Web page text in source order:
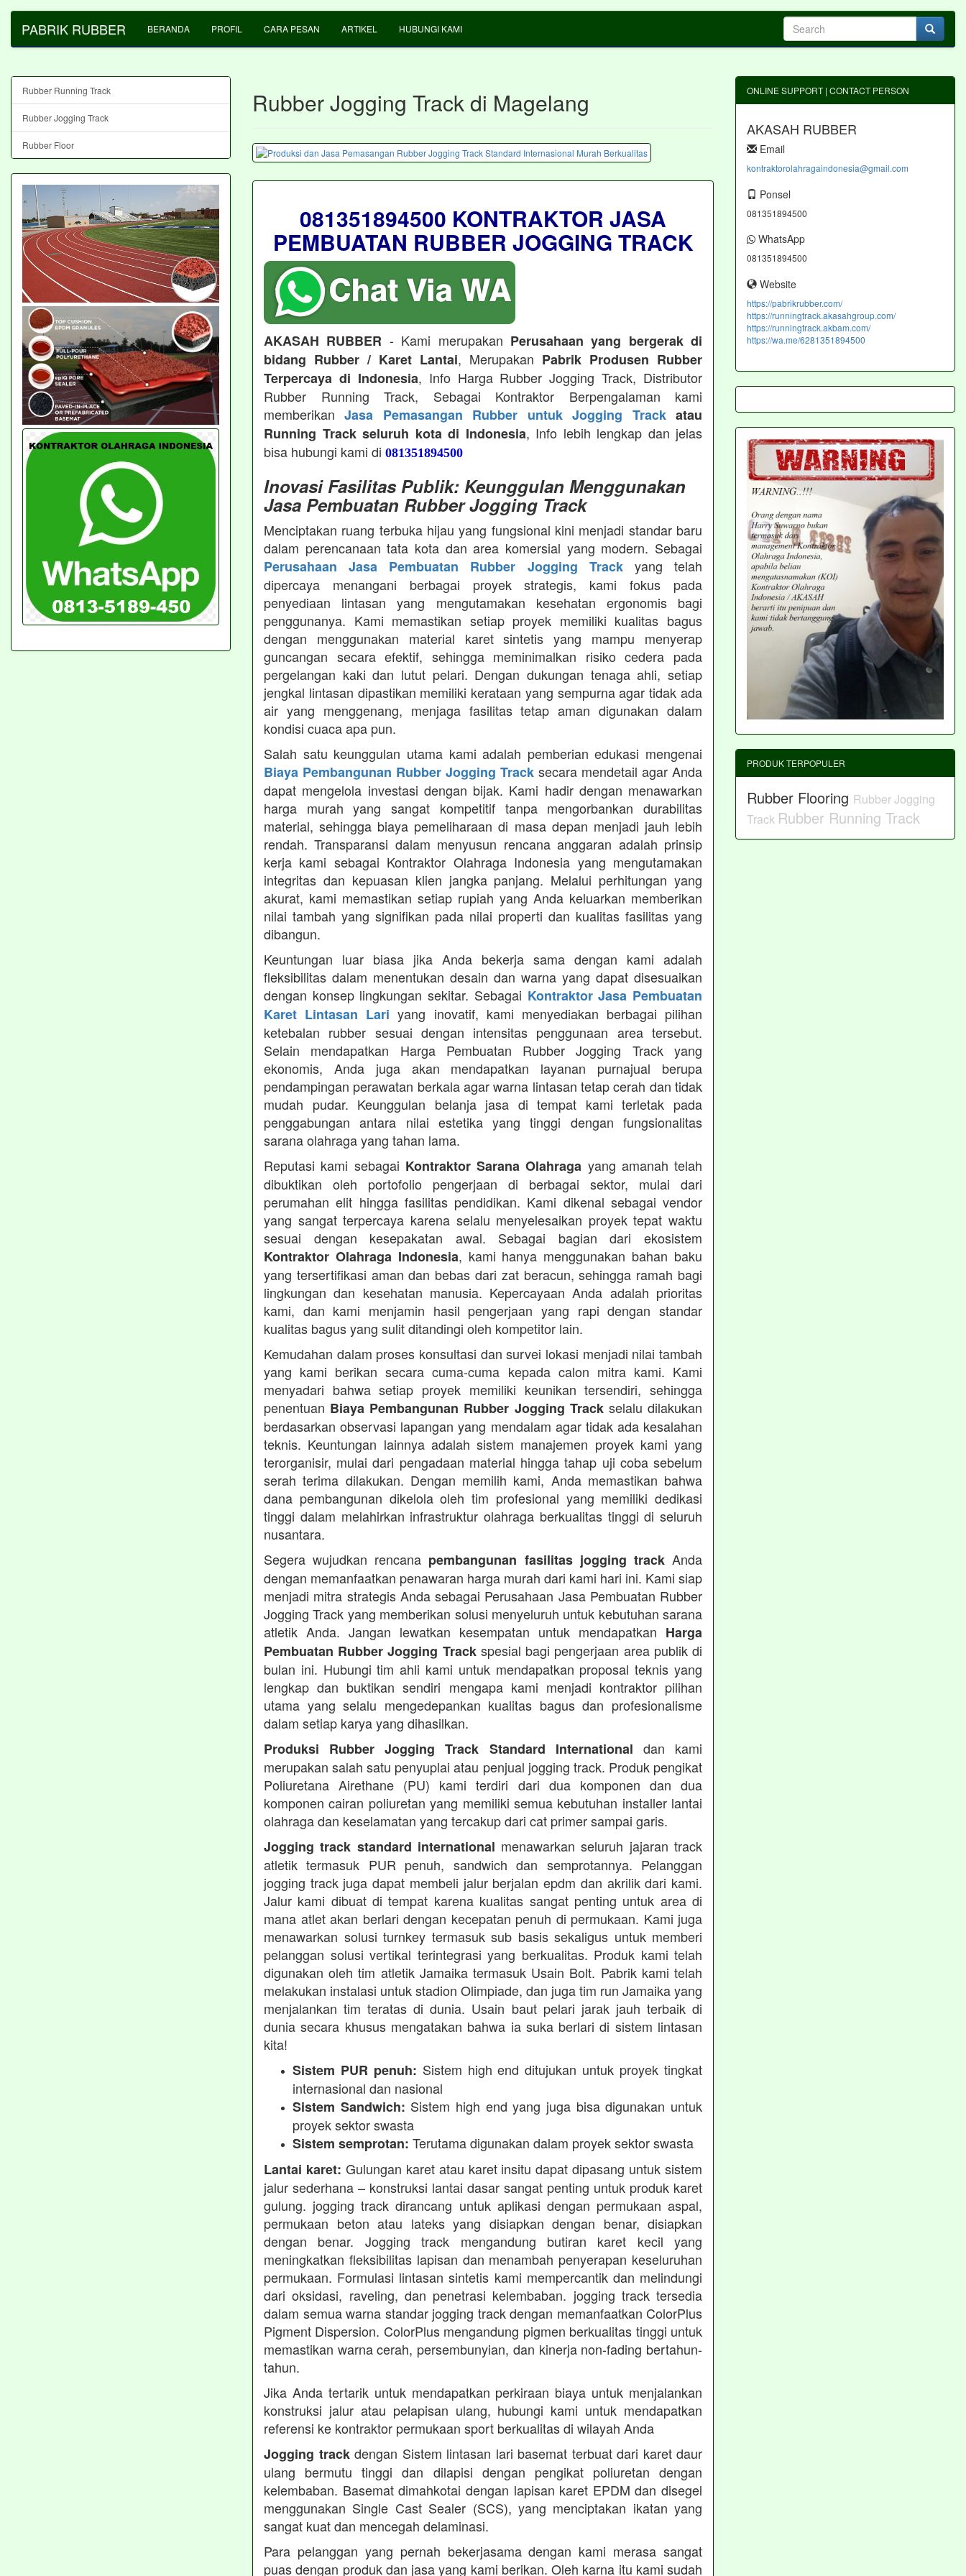
PABRIK RUBBER BERANDA PROFIL CARA PESAN ARTIKEL HUBUNGI KAMI
Rubber Jogging Track di Magelang
081351894500 KONTRAKTOR JASA
PEMBUATAN RUBBER JOGGING TRACK
AKASAH RUBBER - Kami merupakan Perusahaan yang bergerak di
bidang Rubber / Karet Lantai, Merupakan Pabrik Produsen Rubber
Terpercaya di Indonesia, Info Harga Rubber Jogging Track, Distributor
Rubber Running Track, Sebagai Kontraktor Berpengalaman kami
memberikanJasa Pemasangan Rubber untuk Jogging Trackatau
Running Track seluruh kota di Indonesia, Info lebih lengkap dan jelas
bisa hubungi kami di 081351894500
Inovasi Fasilitas Publik: Keunggulan Menggunakan
Jasa Pembuatan Rubber Jogging Track
Menciptakan ruang terbuka hijau yang fungsional kini menjadi standar baru
dalam perencanaan tata kota dan area komersial yang modern. Sebagai
Perusahaan Jasa Pembuatan Rubber Jogging Trackyang telah
dipercaya menangani berbagai proyek strategis, kami fokus pada
penyediaan lintasan yang mengutamakan kesehatan ergonomis bagi
penggunanya. Kami memastikan setiap proyek memiliki kualitas bagus
dengan menggunakan material karet sintetis yang mampu menyerap
guncangan secara efektif, sehingga meminimalkan risiko cedera pada
pergelangan kaki dan lutut pelari. Dengan dukungan tenaga ahli, setiap
jengkal lintasan dipastikan memiliki kerataan yang sempurna agar tidak ada
air yang menggenang, menjaga fasilitas tetap aman digunakan dalam
kondisi cuaca apa pun.
Salah satu keunggulan utama kami adalah pemberian edukasi mengenai
Biaya Pembangunan Rubber Jogging Track secara mendetail agar Anda
dapat mengelola investasi dengan bijak. Kami hadir dengan menawarkan
harga murah yang sangat kompetitif tanpa mengorbankan durabilitas
material, sehingga biaya pemeliharaan di masa depan menjadi jauh lebih
rendah. Transparansi dalam menyusun rencana anggaran adalah prinsip
kerja kami sebagai Kontraktor Olahraga Indonesia yang mengutamakan
integritas dan kepuasan klien jangka panjang. Melalui perhitungan yang
akurat, kami memastikan setiap rupiah yang Anda keluarkan memberikan
nilai tambah yang signifikan pada nilai properti dan kualitas fasilitas yang
dibangun.
Keuntungan luar biasa jika Anda bekerja sama dengan kami adalah
fleksibilitas dalam menentukan desain dan warna yang dapat disesuaikan
dengan konsep lingkungan sekitar. Sebagai Kontraktor Jasa Pembuatan
Karet Lintasan Lari yang inovatif, kami menyediakan berbagai pilihan
ketebalan rubber sesuai dengan intensitas penggunaan area tersebut.
Selain mendapatkan Harga Pembuatan Rubber Jogging Track yang
ekonomis, Anda juga akan mendapatkan layanan purnajual berupa
pendampingan perawatan berkala agar warna lintasan tetap cerah dan tidak
mudah pudar. Keunggulan belanja jasa di tempat kami terletak pada
penggabungan antara nilai estetika yang tinggi dengan fungsionalitas
sarana olahraga yang tahan lama.
Reputasi kami sebagai Kontraktor Sarana Olahraga yang amanah telah
dibuktikan oleh portofolio pengerjaan di berbagai sektor, mulai dari
perumahan elit hingga fasilitas pendidikan. Kami dikenal sebagai vendor
yang sangat terpercaya karena selalu menyelesaikan proyek tepat waktu
sesuai dengan kesepakatan awal. Sebagai bagian dari ekosistem
Kontraktor Olahraga Indonesia, kami hanya menggunakan bahan baku
yang tersertifikasi aman dan bebas dari zat beracun, sehingga ramah bagi
lingkungan dan kesehatan manusia. Kepercayaan Anda adalah prioritas
kami, dan kami menjamin hasil pengerjaan yang rapi dengan standar
kualitas bagus yang sulit ditandingi oleh kompetitor lain.
Kemudahan dalam proses konsultasi dan survei lokasi menjadi nilai tambah
yang kami berikan secara cuma-cuma kepada calon mitra kami. Kami
menyadari bahwa setiap proyek memiliki keunikan tersendiri, sehingga
penentuan Biaya Pembangunan Rubber Jogging Trackselalu dilakukan
berdasarkan observasi lapangan yang mendalam agar tidak ada kesalahan
teknis. Keuntungan lainnya adalah sistem manajemen proyek kami yang
terorganisir, mulai dari pengadaan material hingga tahap uji coba sebelum
serah terima dilakukan. Dengan memilih kami, Anda memastikan bahwa
dana pembangunan dikelola oleh tim profesional yang memiliki dedikasi
tinggi dalam melahirkan infrastruktur olahraga berkualitas tinggi di seluruh
nusantara.
Segera wujudkan rencana pembangunan fasilitas jogging trackAnda
dengan memanfaatkan penawaran harga murah dari kami hari ini. Kami siap
menjadi mitra strategis Anda sebagai Perusahaan Jasa Pembuatan Rubber
Jogging Track yang memberikan solusi menyeluruh untuk kebutuhan sarana
atletik Anda. Jangan lewatkan kesempatan untuk mendapatkan Harga
Pembuatan Rubber Jogging Trackspesial bagi pengerjaan area publik di
bulan ini. Hubungi tim ahli kami untuk mendapatkan proposal teknis yang
lengkap dan buktikan sendiri mengapa kami menjadi kontraktor pilihan
utama yang selalu mengedepankan kualitas bagus dan profesionalisme
dalam setiap karya yang dihasilkan.
Produksi Rubber Jogging Track Standard International dan kami
merupakan salah satu penyuplai atau penjual jogging track. Produk pengikat
Poliuretana Airethane (PU) kami terdiri dari dua komponen dan dua
komponen cairan poliuretan yang memiliki semua kebutuhan installer lantai
olahraga dan keselamatan yang tercakup dari cat primer sampai garis.
Jogging track standard international menawarkan seluruh jajaran track
atletik termasuk PUR penuh, sandwich dan semprotannya. Pelanggan
jogging track juga dapat membeli jalur berjalan epdm dan akrilik dari kami.
Jalur kami dibuat di tempat karena kualitas sangat penting untuk area di
mana atlet akan berlari dengan kecepatan penuh di permukaan. Kami juga
menawarkan solusi turnkey termasuk sub basis sekaligus untuk memberi
pelanggan solusi vertikal terintegrasi yang berkualitas. Produk kami telah
digunakan oleh tim atletik Jamaika termasuk Usain Bolt. Pabrik kami telah
melakukan instalasi untuk stadion Olimpiade, dan juga tim run Jamaika yang
menjalankan tim teratas di dunia. Usain baut pelari jarak jauh terbaik di
dunia secara khusus mengatakan bahwa ia suka berlari di sistem lintasan
kita!
Sistem PUR penuh: Sistem high end ditujukan untuk proyek tingkat
internasional dan nasional
Sistem Sandwich: Sistem high end yang juga bisa digunakan untuk
proyek sektor swasta
Sistem semprotan: Terutama digunakan dalam proyek sektor swasta
Lantai karet: Gulungan karet atau karet insitu dapat dipasang untuk sistem
jalur sederhana – konstruksi lantai dasar sangat penting untuk produk karet
gulung. jogging track dirancang untuk aplikasi dengan permukaan aspal,
permukaan beton atau lateks yang disiapkan dengan benar, disiapkan
dengan benar. Jogging track mengandung butiran karet kecil yang
meningkatkan fleksibilitas lapisan dan menambah penyerapan keseluruhan
permukaan. Formulasi lintasan sintetis kami mempercantik dan melindungi
dari oksidasi, raveling, dan penetrasi kelembaban. jogging track tersedia
dalam semua warna standar jogging track dengan memanfaatkan ColorPlus
Pigment Dispersion. ColorPlus mengandung pigmen berkualitas tinggi untuk
memastikan warna cerah, persembunyian, dan kinerja non-fading bertahun-
tahun.
Jika Anda tertarik untuk mendapatkan perkiraan biaya untuk menjalankan
konstruksi jalur atau pelapisan ulang, hubungi kami untuk mendapatkan
referensi ke kontraktor permukaan sport berkualitas di wilayah Anda
Jogging trackdengan Sistem lintasan lari basemat terbuat dari karet daur
ulang bermutu tinggi dan dilapisi dengan pengikat poliuretan dengan
kelembaban. Basemat dimahkotai dengan lapisan karet EPDM dan disegel
menggunakan Single Cast Sealer (SCS), yang menciptakan ikatan yang
sangat kuat dan mencegah delaminasi.
Para pelanggan yang pernah bekerjasama dengan kami merasa sangat
puas dengan produk dan jasa yang kami berikan. Oleh karna itu kami sudah
Rubber Running Track
Rubber Jogging Track
Rubber Floor
ONLINE SUPPORT | CONTACT PERSON
AKASAH RUBBER
Email
kontraktorolahragaindonesia@gmail.com
Ponsel
081351894500
WhatsApp
081351894500
Website
https://pabrikrubber.com/
https://runningtrack.akasahgroup.com/
https://runningtrack.akbam.com/
https://wa.me/6281351894500
PRODUK TERPOPULER
Rubber Flooring Rubber Jogging
Track Rubber Running Track